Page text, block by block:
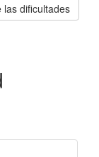
las dificultades